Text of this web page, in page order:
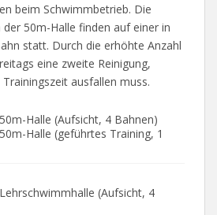
beim Schwimmbetrieb. Die
50m-Halle finden auf einer in
statt. Durch die erhöhte Anzahl
eine zweite Reinigung,
ausfallen muss.
Halle (Aufsicht, 4 Bahnen)
Halle (geführtes Training, 1
(Aufsicht, 4